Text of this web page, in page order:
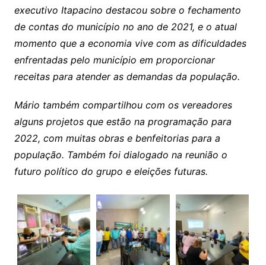
executivo Itapacino destacou sobre o fechamento
de contas do município no ano de 2021, e o atual
momento que a economia vive com as dificuldades
enfrentadas pelo município em proporcionar
receitas para atender as demandas da população.
Mário também compartilhou com os vereadores
alguns projetos que estão na programação para
2022, com muitas obras e benfeitorias para a
população. Também foi dialogado na reunião o
futuro político do grupo e eleições futuras.